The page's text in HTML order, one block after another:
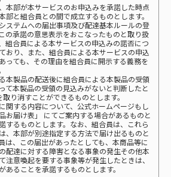
本部が本サービスのお申込みを承諾した時点
部と組合員との間で成立するものとします。
ステムへの届出事項及び配達基本ルールの登
の承諾の意思表示をおこなったものと取り扱
組合員による本サービスの申込みの諾否につ
おり、また、組合員による本サービスの申込
っても、その理由を組合員に開示する義務を
本製品の配送後に組合員による本製品の受領
て本製品の受領の見込みがないと判断したと
り消すことができるものとします。
関する内容について、公式ホームページもし
お届け表」 にてご案内する場合があるものと
するものとします。なお、組合員は、これら
、本部が別途指定する方法で届け出るものと
は、この届出があったとしても、本商品等に
配達に対する障害となる事象の発生その他本
注意喚起を要する事象等が発生したときは、
あることを承諾するものとします。